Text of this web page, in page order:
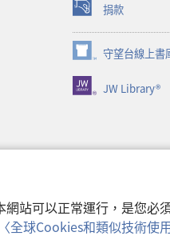
站可以正常運行，是您必
〈全球Cookies和類似技術使
捐款
（開
啟
新
視
窗）
守望台線上書
（開
啟
新
JW Library®